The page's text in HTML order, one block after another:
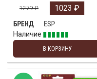
1279₽ 1023 ₽
БРЕНД
ESP
Наличие
В КОРЗИНУ